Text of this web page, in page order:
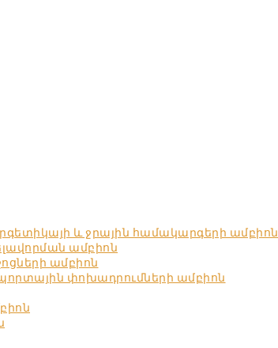
և ջրային համակարգերի ամբիոն
ամբիոն
ամբիոն
փոխադրումների ամբիոն